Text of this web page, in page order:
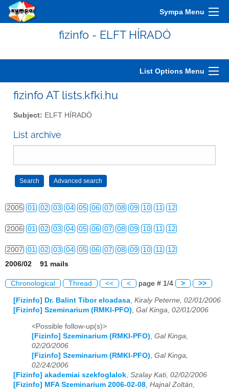
Sympa Menu
fizinfo - ELFT HÍRADÓ
List Options Menu
fizinfo AT lists.kfki.hu
Subject: ELFT HÍRADÓ
List archive
2002 01 02 03 04 05 06 07 08 09 10 11 12
2003 01 02 03 04 05 06 07 08 09 10 11 12
2004 01 02 03 04 05 06 07
2005 01 02 03 04 05 06 07 08 09 10 11 12
2006 01 02 03 04 05 06 07 08 09 10 11 12
2007 01 02 03 04 05 06 07 08 09 10 11 12
2010 01 02 03 04 05 06 07 08 09 10 11 12
01 02 03 04 05 06 07 08 09 10 11 12
01 02 03 04 05 06 07 08 09 10 11 12
2013 01 02 03 04 05 06 07 08 09 10 11 12
2006/02 91 mails
Chronological Thread << < page # 1/4 > >>
[Fizinfo] Dr. Balint Tibor eloadasa Kiraly Peterne, 02/01/2006
[Fizinfo] Szeminarium (RMKI-PFO) Gal Kinga, 02/01/2006
<Possible follow-up(s)>
[Fizinfo] Szeminarium (RMKI-PFO), Gal Kinga,
02/20/2006
[Fizinfo] Szeminarium (RMKI-PFO), Gal Kinga,
02/24/2006
[Fizinfo] akademiai szekfoglalok, Szalay Kati, 02/02/2006
[Fizinfo] MFA Szeminarium 2006-02-08, Hajnal Zoltán,